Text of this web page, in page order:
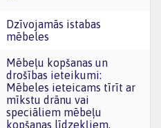
Dzīvojamās istabas
mēbeles
Mēbeļu kopšanas un
drošības ieteikumi:
Mēbeles ieteicams tīrīt ar
mīkstu drānu vai
speciāliem mēbeļu
kopšanas līdzekļiem,